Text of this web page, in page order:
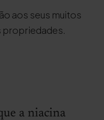
aos seus muitos
propriedades.
a niacina